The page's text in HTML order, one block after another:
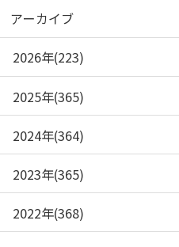
アーカイブ
2026年(223)
2025年(365)
2024年(364)
2023年(365)
2022年(368)